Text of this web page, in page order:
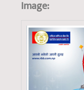
Image: